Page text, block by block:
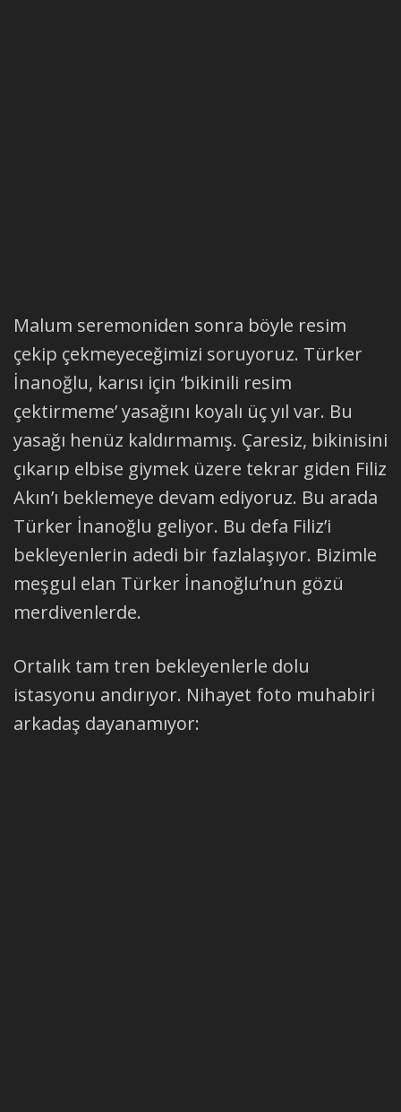
Malum seremoniden sonra böyle resim
çekip çekmeyeceğimizi soruyoruz. Türker
İnanoğlu, karısı için ‘bikinili resim
çektirmeme’ yasağını koyalı üç yıl var. Bu
yasağı henüz kaldırmamış. Çaresiz, bikinisini
çıkarıp elbise giymek üzere tekrar giden Filiz
Akın’ı beklemeye devam ediyoruz. Bu arada
Türker İnanoğlu geliyor. Bu defa Filiz’i
bekleyenlerin adedi bir fazlalaşıyor. Bizimle
meşgul elan Türker İnanoğlu’nun gözü
merdivenlerde.
Ortalık tam tren bekleyenlerle dolu
istasyonu andırıyor. Nihayet foto muhabiri
arkadaş dayanamıyor: